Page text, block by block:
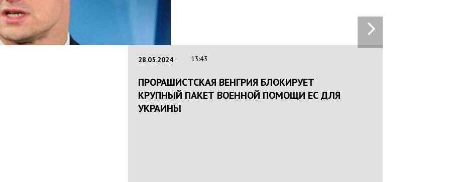
НАЦПОЛІЦІЯ ЛЯКАЄ ГРОМАДЯН
КРИМІНОГЕННОЇ СИТУАЦІЇ В РАЗІ